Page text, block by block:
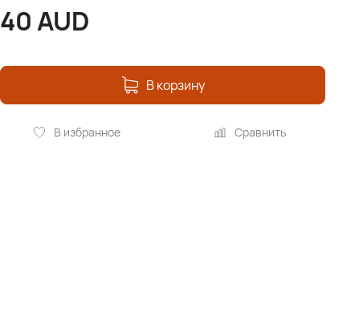
40AUD
В корзину
В избранное Сравнить